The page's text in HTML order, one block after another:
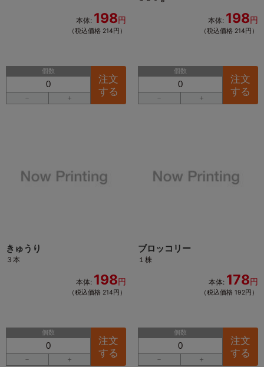
本体: 198円
（税込価格 214円）
個数
－ ＋
注文
する
本体: 198円
（税込価格 214円）
個数
－ ＋
注文
する
きゅうり
３本
本体: 198円
（税込価格 214円）
個数
－ ＋
注文
する
ブロッコリー
１株
本体: 178円
（税込価格 192円）
個数
－ ＋
注文
する